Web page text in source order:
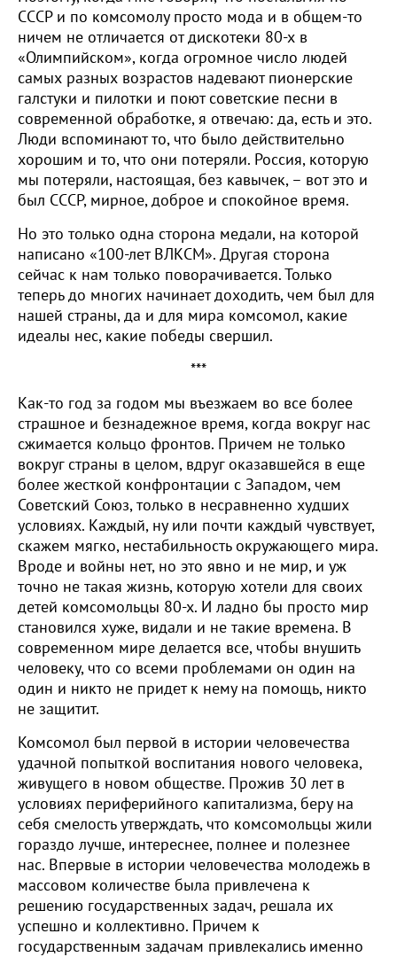
СССР и по комсомолу просто мода и в общем-то
ничем не отличается от дискотеки 80-х в
«Олимпийском», когда огромное число людей
самых разных возрастов надевают пионерские
галстуки и пилотки и поют советские песни в
современной обработке, я отвечаю: да, есть и это.
Люди вспоминают то, что было действительно
хорошим и то, что они потеряли. Россия, которую
мы потеряли, настоящая, без кавычек, – вот это и
был СССР, мирное, доброе и спокойное время.
Но это только одна сторона медали, на которой
написано «100-лет ВЛКСМ». Другая сторона
сейчас к нам только поворачивается. Только
теперь до многих начинает доходить, чем был для
нашей страны, да и для мира комсомол, какие
идеалы нес, какие победы свершил.
***
Как-то год за годом мы въезжаем во все более
страшное и безнадежное время, когда вокруг нас
сжимается кольцо фронтов. Причем не только
вокруг страны в целом, вдруг оказавшейся в еще
более жесткой конфронтации с Западом, чем
Советский Союз, только в несравненно худших
условиях. Каждый, ну или почти каждый чувствует,
скажем мягко, нестабильность окружающего мира.
Вроде и войны нет, но это явно и не мир, и уж
точно не такая жизнь, которую хотели для своих
детей комсомольцы 80-х. И ладно бы просто мир
становился хуже, видали и не такие времена. В
современном мире делается все, чтобы внушить
человеку, что со всеми проблемами он один на
один и никто не придет к нему на помощь, никто
не защитит.
Комсомол был первой в истории человечества
удачной попыткой воспитания нового человека,
живущего в новом обществе. Прожив 30 лет в
условиях периферийного капитализма, беру на
себя смелость утверждать, что комсомольцы жили
гораздо лучше, интереснее, полнее и полезнее
нас. Впервые в истории человечества молодежь в
массовом количестве была привлечена к
решению государственных задач, решала их
успешно и коллективно. Причем к
государственным задачам привлекались именно